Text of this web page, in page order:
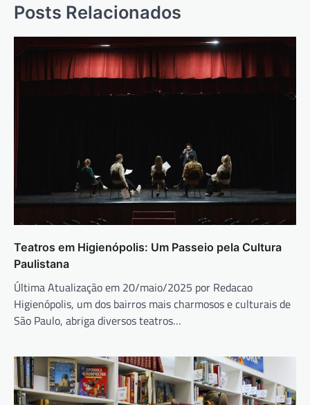
Posts Relacionados
Teatros em Higienópolis: Um Passeio pela Cultura
Paulistana
Última Atualização em 20/maio/2025 por Redacao
Higienópolis, um dos bairros mais charmosos e culturais de
São Paulo, abriga diversos teatros…